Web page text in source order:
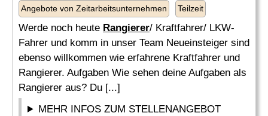
Angebote von Zeitarbeitsunternehmen Teilzeit
Werde noch heute Rangierer/ Kraftfahrer/ LKW-
Fahrer und komm in unser Team Neueinsteiger sind
ebenso willkommen wie erfahrene Kraftfahrer und
Rangierer. Aufgaben Wie sehen deine Aufgaben als
Rangierer aus? Du [...]
MEHR INFOS ZUM STELLENANGEBOT